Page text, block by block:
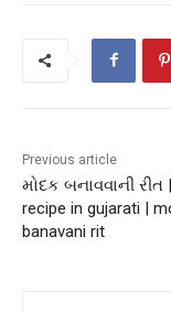
Previous article
મોદક બનાવવાની રીત
recipe in gujarati |
banavani rit